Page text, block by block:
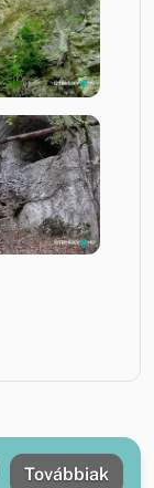
Továbbiak